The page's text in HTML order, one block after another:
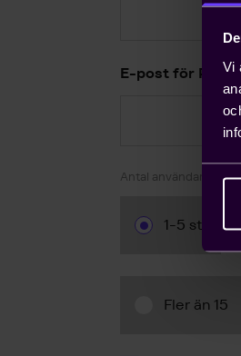
Vi
E-post för
Antal användare av
1-5 st
Fler än 15